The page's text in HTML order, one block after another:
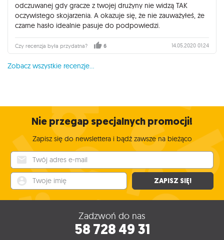
odczuwanej gdy gracze z twojej drużyny nie widzą TAK
oczywistego skojarzenia. A okazuje się, że nie zauważyłeś, że
czarne hasło idealnie pasuje do podpowiedzi.
Czy recenzja była przydatna? 6 14.05.2020 01:24
Zobacz wszystkie recenzje...
Nie przegap specjalnych promocji!
Zapisz się do newslettera i bądź zawsze na bieżąco
ZAPISZ SIĘ!
Zadzwoń do nas
58 728 49 31